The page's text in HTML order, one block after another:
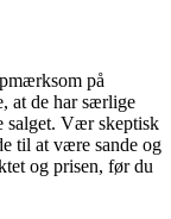
på
at de har særlige
salget. Vær skeptisk
til at være sande og
og prisen, før du